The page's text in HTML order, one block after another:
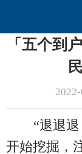
「五个到
“退退
开始挖掘，